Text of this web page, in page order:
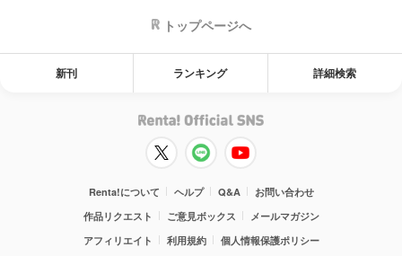
トップページへ
新刊 ランキング 詳細検索
Renta!について ヘルプ Q&A
お問い合わせ
作品リクエスト
ご意見ボックス
メールマガジン
アフィリエイト
利用規約
個人情報保護ポリシー